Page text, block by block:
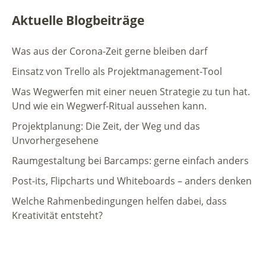
Aktuelle Blogbeiträge
Was aus der Corona-Zeit gerne bleiben darf
Einsatz von Trello als Projektmanagement-Tool
Was Wegwerfen mit einer neuen Strategie zu tun hat.
Und wie ein Wegwerf-Ritual aussehen kann.
Projektplanung: Die Zeit, der Weg und das
Unvorhergesehene
Raumgestaltung bei Barcamps: gerne einfach anders
Post-its, Flipcharts und Whiteboards – anders denken
Welche Rahmenbedingungen helfen dabei, dass
Kreativität entsteht?